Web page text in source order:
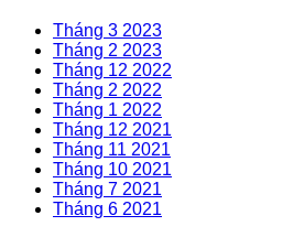
Tháng 3 2023
Tháng 2 2023
Tháng 12 2022
Tháng 2 2022
Tháng 1 2022
Tháng 12 2021
Tháng 11 2021
Tháng 10 2021
Tháng 7 2021
Tháng 6 2021